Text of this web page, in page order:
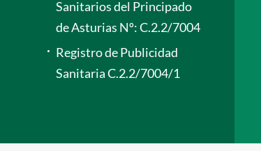
Sanitarios del Principado
de Asturias Nº: C.2.2/7004
Registro de Publicidad
Sanitaria C.2.2/7004/1